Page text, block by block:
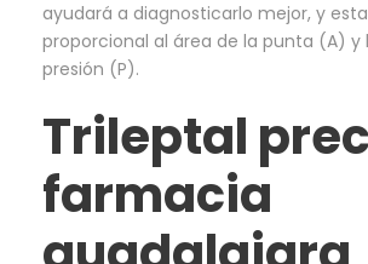
ayudará a diagnosticarlo mejor, y
proporcional al área de la punta (A) y
presión (P).
Trileptal
farmacia